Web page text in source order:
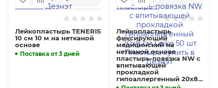
Лейкопластырь TENERIS
10 см 10 м на нетканой
основе
Поставка от 3 дней
Лейкопластырь
фиксирующий
медицинский на
нетканой основе
пластырь-повязка NW с
впитывающей
прокладкой
гипоаллергенный 20х8
см Leiko 50 шт